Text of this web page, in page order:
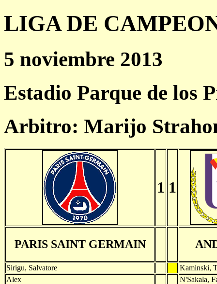
LIGA DE
5 noviembre 2013
Estadio Parque de los
Arbitro: Marijo
1 1
PARIS SAINT GERMAIN
Sirigu, Salvatore
Kaminski,
Alex
N'Sakala,